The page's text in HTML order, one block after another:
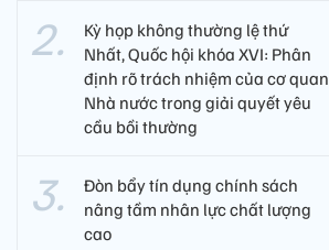
Kỳ họp không thường lệ thứ
Nhất, Quốc hội khóa XVI: Phân
định rõ trách nhiệm của cơ quan
Nhà nước trong giải quyết yêu
cầu bồi thường
Đòn bẩy tín dụng chính sách
nâng tầm nhân lực chất lượng
cao